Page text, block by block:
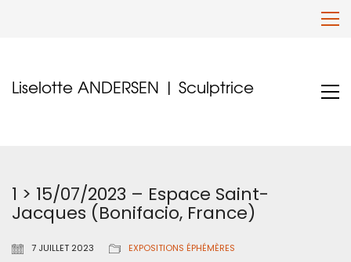
Liselotte ANDERSEN | Sculptrice
1 > 15/07/2023 – Espace Saint-
Jacques (Bonifacio, France)
7 JUILLET 2023 EXPOSITIONS ÉPHÉMÈRES